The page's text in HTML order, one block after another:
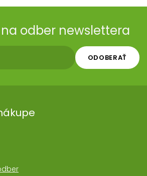
odber newslettera
ODOBERAŤ